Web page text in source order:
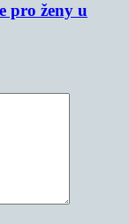
pro ženy u